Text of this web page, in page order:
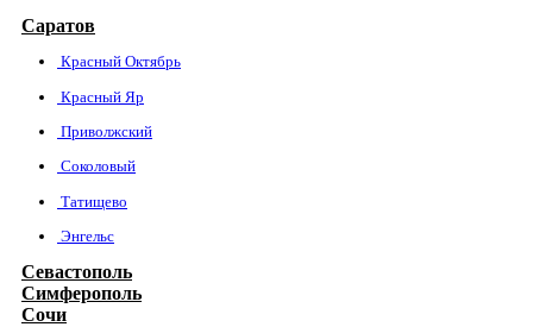
Саратов
Красный Октябрь
Красный Яр
Приволжский
Соколовый
Татищево
Энгельс
Севастополь
Симферополь
Сочи